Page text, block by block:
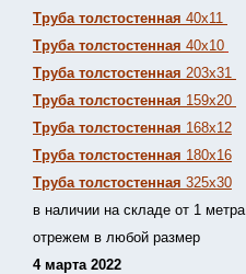
Труба толстостенная 40х11
Труба толстостенная 40х10
Труба толстостенная 203х31
Труба толстостенная 159х20
Труба толстостенная 168х12
Труба толстостенная 180х16
Труба толстостенная 325х30
в наличии на складе от 1 метра
отрежем в любой размер
4 марта 2022